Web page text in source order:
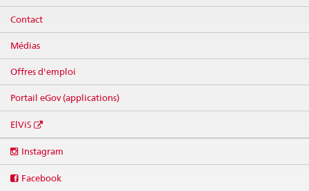
Contact
Médias
Offres d'emploi
Portail eGov (applications)
ElViS
media
Instagram
Facebook